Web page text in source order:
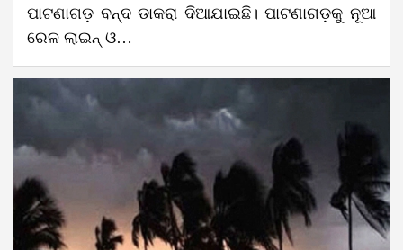
ପାଟଣାଗଡ଼ ବନ୍ଦ ଡାକରା ଦିଆଯାଇଛି। ପାଟଣାଗଡ଼କୁ ନୂଆ
ରେଳ ଲାଇନ୍ ଓ…